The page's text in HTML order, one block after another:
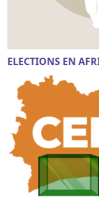
ELECTIONS EN